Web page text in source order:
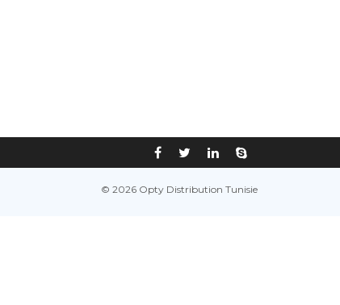
© 2026 Opty Distribution Tunisie